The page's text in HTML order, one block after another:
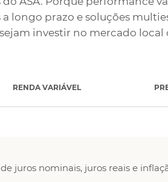
longo prazo e soluções
investir no mercado
RENDA VARIÁVEL
juros nominais, juros reais e